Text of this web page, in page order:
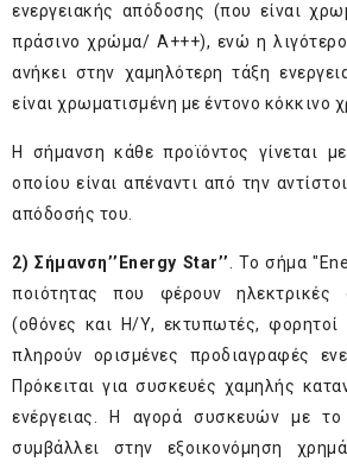
ενεργειακής απόδοσης (που είναι
πράσινο χρώμα/ Α+++), ενώ η
ανήκει στην χαμηλότερη τάξη
είναι χρωματισμένη με έντονο κόκκινο
Η σήμανση κάθε προϊόντος γίνεται
οποίου είναι απέναντι από την
απόδοσής του.
2) Σήμανση’’Energy Star’’. Το σήμα
ποιότητας που φέρουν ηλεκτρικές
(οθόνες και Η/Υ, εκτυπωτές, φορητοί
πληρούν ορισμένες προδιαγραφές
Πρόκειται για συσκευές χαμηλής
ενέργειας. Η αγορά συσκευών με το
συμβάλλει στην εξοικονόμηση